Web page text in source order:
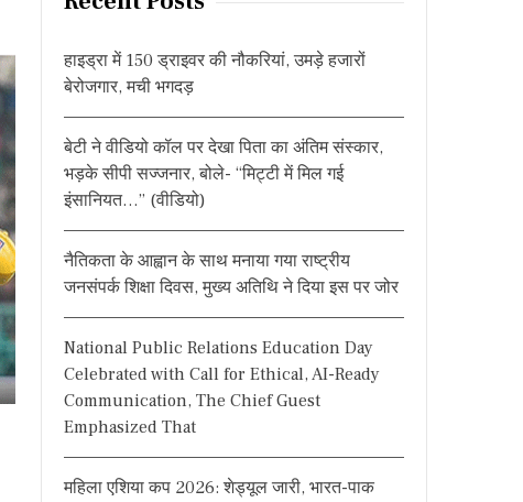
हाइड्रा में 150 ड्राइवर की नौकरियां, उमड़े हजारों
बेरोजगार, मची भगदड़
बेटी ने वीडियो कॉल पर देखा पिता का अंतिम संस्कार,
भड़के सीपी सज्जनार, बोले- “मिट्टी में मिल गई
इंसानियत…” (वीडियो)
नैतिकता के आह्वान के साथ मनाया गया राष्ट्रीय
जनसंपर्क शिक्षा दिवस, मुख्य अतिथि ने दिया इस पर जोर
National Public Relations Education Day
Celebrated with Call for Ethical, AI-Ready
Communication, The Chief Guest
Emphasized That
महिला एशिया कप 2026: शेड्यूल जारी, भारत-पाक